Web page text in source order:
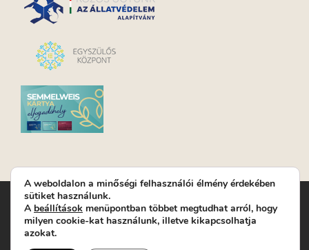
Turay Ida Színház Közhasznú Nonprofit Kft. | Működési
helyszín: Turay Ida Színház 1089 Budapest, Kálvária tér 6. |
Levelezési cím: 1089 Budapest, Kálvária tér 14. | Titkárság:
A weboldalon a minőségi felhasználói élmény érdekében
sütiket használunk.
A beállítások menüpontban többet megtudhat arról, hogy
milyen cookie-kat használunk, illetve kikapcsolhatja
azokat.